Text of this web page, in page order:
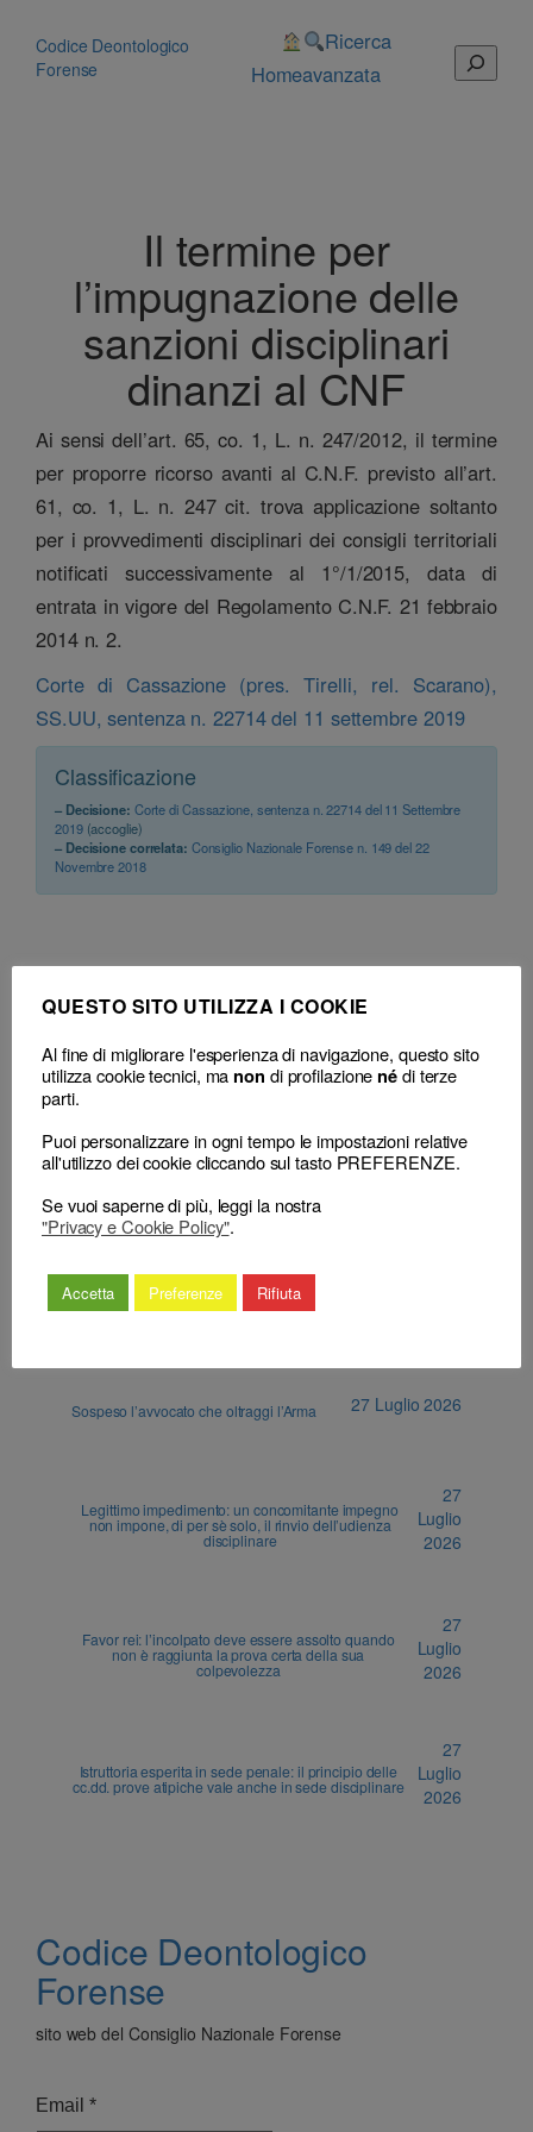
contenuto
Codice Deontologico
Forense
Home
Ricerca
avanzata
Cerca
Il termine per
l’impugnazione delle
sanzioni disciplinari
dinanzi al CNF
Ai sensi dell’art. 65, co. 1, L. n. 247/2012, il termine
per proporre ricorso avanti al C.N.F. previsto all’art.
61, co. 1, L. n. 247 cit. trova applicazione soltanto
per i provvedimenti disciplinari dei consigli territoriali
notificati successivamente al 1°/1/2015, data di
entrata in vigore del Regolamento C.N.F. 21 febbraio
2014 n. 2.
Corte di Cassazione (pres. Tirelli, rel. Scarano),
SS.UU, sentenza n. 22714 del 11 settembre 2019
Classificazione
– Decisione: Corte di Cassazione, sentenza n. 22714 del 11 Settembre
2019(accoglie)
– Decisione correlata: Consiglio Nazionale Forense n. 149 del 22
Novembre 2018
← Il CNF è Giudice speciale
che esercita funzioni
Costituzione
L’esponente non può
territoriale →
Sospeso l’avvocato che oltraggi l’Arma 27 Luglio 2026
Legittimo impedimento: un concomitante impegno
non impone, di per sè solo, il rinvio dell’udienza
disciplinare
27
Luglio
2026
Favor rei: l’incolpato deve essere assolto quando
non è raggiunta la prova certa della sua
colpevolezza
27
Luglio
2026
Istruttoria esperita in sede penale: il principio delle
cc.dd. prove atipiche vale anche in sede disciplinare
27
Luglio
2026
Codice Deontologico
Forense
sito web del Consiglio Nazionale Forense
Email *
QUESTO SITO UTILIZZA I COOKIE
Al fine di migliorare l'esperienza di navigazione, questo sito
utilizza cookie tecnici, ma non di profilazione nédi terze
parti.
Puoi personalizzare in ogni tempo le impostazioni relative
all'utilizzo dei cookie cliccando sul tasto PREFERENZE.
Se vuoi saperne di più, leggi la nostra
"Privacy e Cookie Policy".
Accetta Preferenze Rifiuta